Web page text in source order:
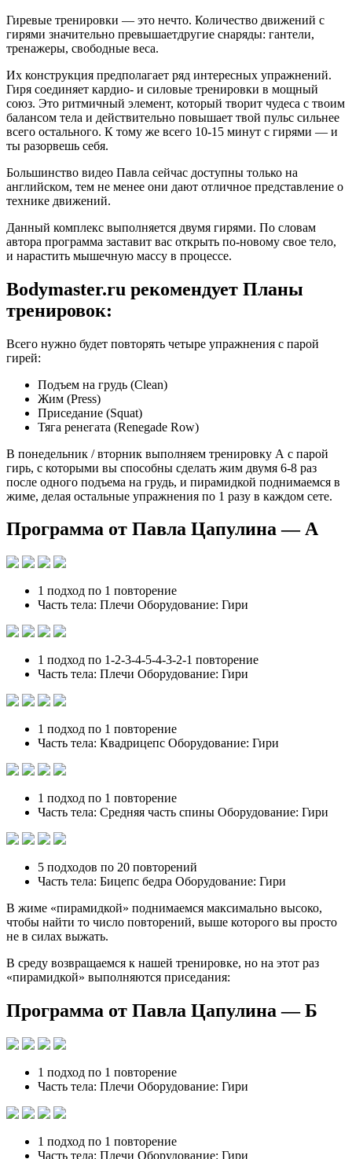
Гиревые тренировки — это нечто. Количество движений с
гирями значительно превышаетдругие снаряды: гантели,
тренажеры, свободные веса.
Их конструкция предполагает ряд интересных упражнений.
Гиря соединяет кардио- и силовые тренировки в мощный
союз. Это ритмичный элемент, который творит чудеса с твоим
балансом тела и действительно повышает твой пульс сильнее
всего остального. К тому же всего 10-15 минут с гирями — и
ты разорвешь себя.
Большинство видео Павла сейчас доступны только на
английском, тем не менее они дают отличное представление о
технике движений.
Данный комплекс выполняется двумя гирями. По словам
автора программа заставит вас открыть по-новому свое тело,
и нарастить мышечную массу в процессе.
Bodymaster.ru рекомендует Планы
тренировок:
Всего нужно будет повторять четыре упражнения с парой
гирей:
Подъем на грудь (Clean)
Жим (Press)
Приседание (Squat)
Тяга ренегата (Renegade Row)
В понедельник / вторник выполняем тренировку А с парой
гирь, с которыми вы способны сделать жим двумя 6-8 раз
после одного подъема на грудь, и пирамидкой поднимаемся в
жиме, делая остальные упражнения по 1 разу в каждом сете.
Программа от Павла Цапулина — А
1 подход по 1 повторение
Часть тела: Плечи Оборудование: Гири
1 подход по 1-2-3-4-5-4-3-2-1 повторение
Часть тела: Плечи Оборудование: Гири
1 подход по 1 повторение
Часть тела: Квадрицепс Оборудование: Гири
1 подход по 1 повторение
Часть тела: Средняя часть спины Оборудование: Гири
5 подходов по 20 повторений
Часть тела: Бицепс бедра Оборудование: Гири
В жиме «пирамидкой» поднимаемся максимально высоко,
чтобы найти то число повторений, выше которого вы просто
не в силах выжать.
В среду возвращаемся к нашей тренировке, но на этот раз
«пирамидкой» выполняются приседания:
Программа от Павла Цапулина — Б
1 подход по 1 повторение
Часть тела: Плечи Оборудование: Гири
1 подход по 1 повторение
Часть тела: Плечи Оборудование: Гири